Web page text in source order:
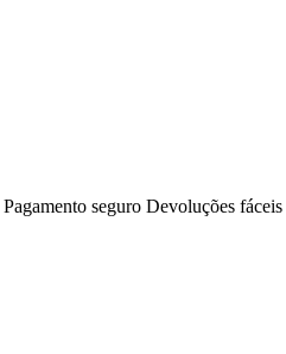
Pagamento seguro Devoluções fáceis